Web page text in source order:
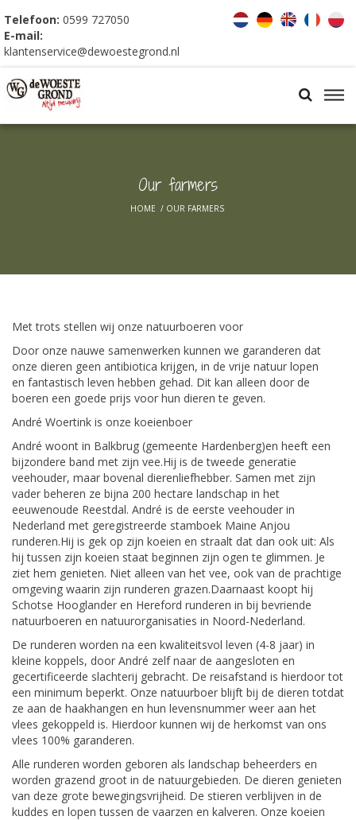
Telefoon: 0599 727050
E-mail:
klantenservice@dewoestegrond.nl
Our farmers
HOME / OUR FARMERS
Met trots stellen wij onze natuurboeren voor
Door onze nauwe samenwerken kunnen we garanderen dat
onze dieren geen antibiotica krijgen, in de vrije natuur lopen
en fantastisch leven hebben gehad. Dit kan alleen door de
boeren een goede prijs voor hun dieren te geven.
André Woertink is onze koeienboer
André woont in Balkbrug (gemeente Hardenberg)en heeft een
bijzondere band met zijn vee.Hij is de tweede generatie
veehouder, maar bovenal dierenliefhebber. Samen met zijn
vader beheren ze bijna 200 hectare landschap in het
eeuwenoude Reestdal. André is de eerste veehouder in
Nederland met geregistreerde stamboek Maine Anjou
runderen.Hij is gek op zijn koeien en straalt dat dan ook uit: Als
hij tussen zijn koeien staat beginnen zijn ogen te glimmen. Je
ziet hem genieten. Niet alleen van het vee, ook van de prachtige
omgeving waarin zijn runderen grazen.Daarnaast koopt hij
Schotse Hooglander en Hereford runderen in bij bevriende
natuurboeren en natuurorganisaties in Noord-Nederland.
De runderen worden na een kwaliteitsvol leven (4-8 jaar) in
kleine koppels, door André zelf naar de aangesloten en
gecertificeerde slachterij gebracht. De reisafstand is hierdoor tot
een minimum beperkt. Onze natuurboer blijft bij de dieren totdat
ze aan de haakhangen en hun levensnummer weer aan het
vlees gekoppeld is. Hierdoor kunnen wij de herkomst van ons
vlees 100% garanderen.
Alle runderen worden geboren als landschap beheerders en
worden grazend groot in de natuurgebieden. De dieren genieten
van deze grote bewegingsvrijheid. De stieren verblijven in de
kuddes en lopen tussen de vaarzen en kalveren. Onze koeien